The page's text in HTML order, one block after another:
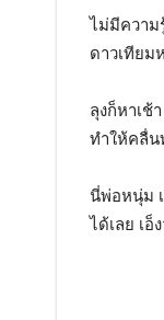
ไม่มีความ
ดาวเทียม
ลุงก็หาเช้
ทำให้คลื่น
นี่พ่อหนุ่ม
ได้เลย เ